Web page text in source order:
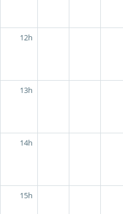
12h
13h
14h
15h